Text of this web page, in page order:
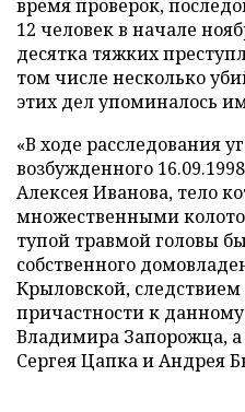
время проверок,
12 человек в начале
десятка тяжких
том числе несколько
этих дел упоминалось
«В ходе расследования
возбужденного
Алексея Иванова, тело
множественными
тупой травмой головы
собственного
Крыловской,
причастности к
Владимира Запорожца,
Сергея Цапка и Андрея